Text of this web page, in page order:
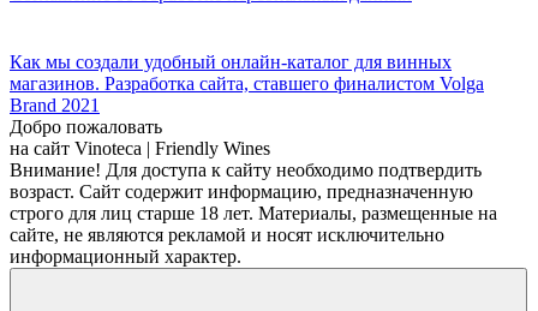
Как мы создали удобный онлайн-каталог для винных
магазинов. Разработка сайта, ставшего финалистом Volga
Brand 2021
Добро пожаловать
на сайт Vinoteca | Friendly Wines
Внимание! Для доступа к сайту необходимо подтвердить
возраст. Сайт содержит информацию, предназначенную
строго для лиц старше 18 лет. Материалы, размещенные на
сайте, не являются рекламой и носят исключительно
информационный характер.